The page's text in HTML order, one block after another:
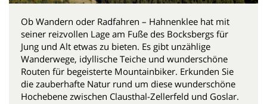
Ob Wandern oder Radfahren – Hahnenklee hat mit
seiner reizvollen Lage am Fuße des Bocksbergs für
Jung und Alt etwas zu bieten. Es gibt unzählige
Wanderwege, idyllische Teiche und wunderschöne
Routen für begeisterte Mountainbiker. Erkunden Sie
die zauberhafte Natur rund um diese wunderschöne
Hochebene zwischen Clausthal-Zellerfeld und Goslar.